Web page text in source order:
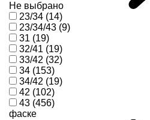
Не выбрано
23/34 (14)
23/34/43 (9)
31 (19)
32/41 (19)
33/42 (32)
34 (153)
34/42 (19)
42 (102)
43 (456)
фаске